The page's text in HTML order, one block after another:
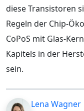
diese Transistoren
Regeln der Chip-
CoPoS mit Glas-
Kapitels in der
sein.
Lena Wagner